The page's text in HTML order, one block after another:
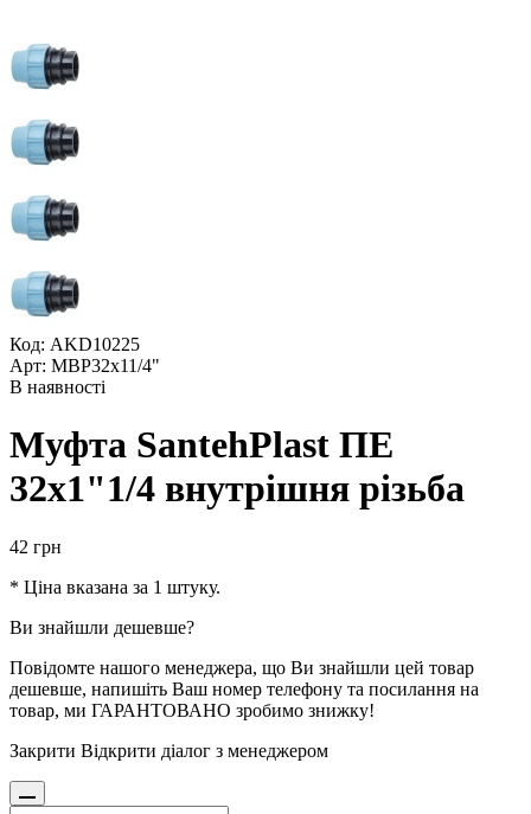
Код: AKD10225
Арт: МВР32x11/4"
В наявності
Муфта SantehPlast ПЕ
32х1"1/4 внутрішня різьба
42 грн
* Ціна вказана за 1 штуку.
Ви знайшли дешевше?
Повідомте нашого менеджера, що Ви знайшли цей товар
дешевше, напишіть Ваш номер телефону та посилання на
товар, ми ГАРАНТОВАНО зробимо знижку!
Закрити Відкрити діалог з менеджером